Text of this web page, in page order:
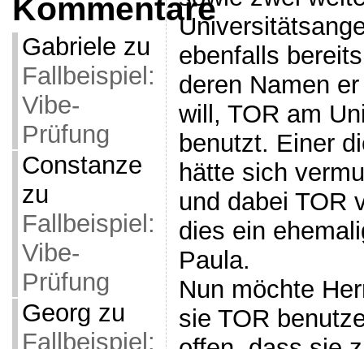
Kommentare
Gabriele zu
Fallbeispiel:
Vibe-
Prüfung
Constanze
zu
Fallbeispiel:
Vibe-
Prüfung
Georg zu
Fallbeispiel:
ebenfalls
deren Namen
will, TOR am
benutzt. Einer
hätte sich
und dabei TOR
dies ein
Paula.
Nun möchte
sie TOR